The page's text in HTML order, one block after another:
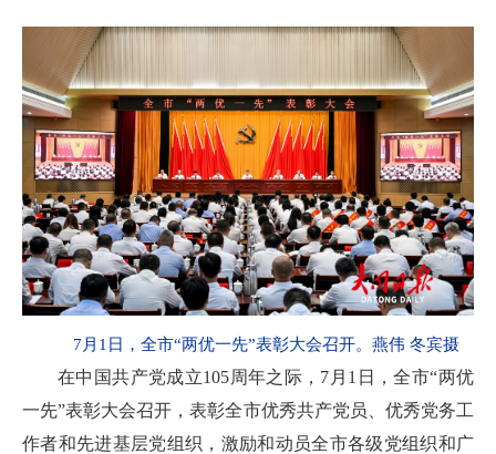
7月1日，全市“两优一先”表彰大会召开。燕伟 冬宾摄
在中国共产党成立105周年之际，7月1日，全市“两优
一先”表彰大会召开，表彰全市优秀共产党员、优秀党务工
作者和先进基层党组织，激励和动员全市各级党组织和广